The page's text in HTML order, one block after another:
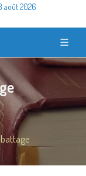
août 2026